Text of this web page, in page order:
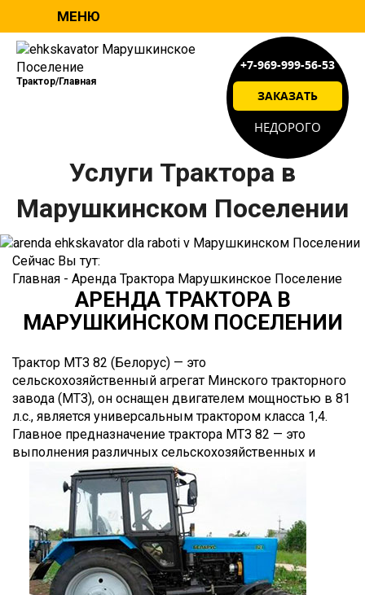
Трактор/Главная
Услуги Трактора в
Марушкинском Поселении
+7-969-999-56-53
ЗАКАЗАТЬ
НЕДОРОГО
МЕНЮ
Сейчас Вы тут:
Главная - Аренда Трактора Марушкинское Поселение
АРЕНДА ТРАКТОРА В
МАРУШКИНСКОМ ПОСЕЛЕНИИ
Трактор МТЗ 82 (Белорус) — это
сельскохозяйственный агрегат Минского тракторного
завода (МТЗ), он оснащен двигателем мощностью в 81
л.с., является универсальным трактором класса 1,4.
Главное предназначение трактора МТЗ 82 — это
выполнения различных сельскохозяйственных и